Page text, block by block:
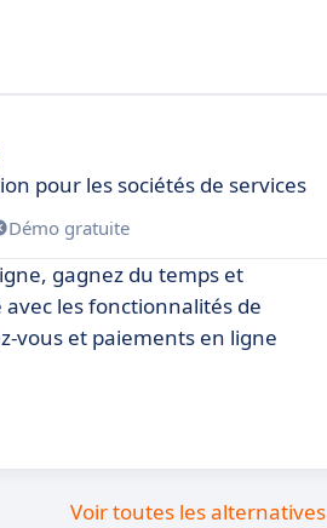
pour les sociétés de services
Démo gratuite
gagnez du temps et
les fonctionnalités de
vous et paiements en ligne
Voir toutes les alternatives